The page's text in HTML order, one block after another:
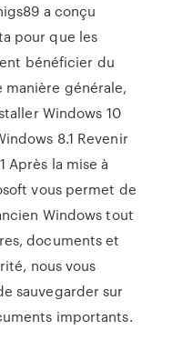
a conçu
pour que les
bénéficier du
manière générale,
Windows 10
8.1 Revenir
Après la mise à
vous permet de
Windows tout
documents et
nous vous
sauvegarder sur
importants.